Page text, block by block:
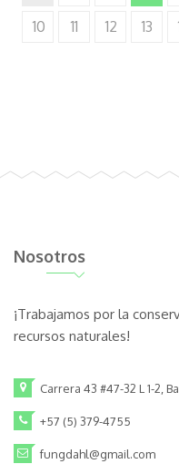
10
11 12 13
Nosotros
¡Trabajamos por la
recursos naturales!
Carrera 43 #47-32 L 1-2,
+57 (5) 379-4755
fungdahl@gmail.com